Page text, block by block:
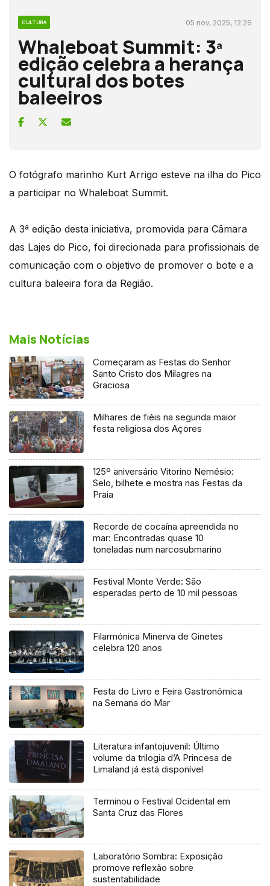
CULTURA 05 nov, 2025, 12:26
Whaleboat Summit: 3ª
edição celebra a herança
cultural dos botes
baleeiros
O fotógrafo marinho Kurt Arrigo esteve na ilha do Pico
a participar no Whaleboat Summit.
A 3ª edição desta iniciativa, promovida para Câmara
das Lajes do Pico, foi direcionada para profissionais de
comunicação com o objetivo de promover o bote e a
cultura baleeira fora da Região.
Mais Notícias
Começaram as Festas do Senhor
Santo Cristo dos Milagres na
Graciosa
Milhares de fiéis na segunda maior
festa religiosa dos Açores
125º aniversário Vitorino Nemésio:
Selo, bilhete e mostra nas Festas da
Praia
Recorde de cocaína apreendida no
mar: Encontradas quase 10
toneladas num narcosubmarino
Festival Monte Verde: São
esperadas perto de 10 mil pessoas
Filarmónica Minerva de Ginetes
celebra 120 anos
Festa do Livro e Feira Gastronómica
na Semana do Mar
Literatura infantojuvenil: Último
volume da trilogia d’A Princesa de
Limaland já está disponível
Terminou o Festival Ocidental em
Santa Cruz das Flores
Laboratório Sombra: Exposição
promove reflexão sobre
sustentabilidade